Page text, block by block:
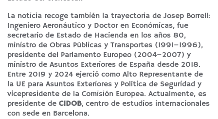
La noticia recoge también la trayectoria de Josep Borrell:
Ingeniero Aeronáutico y Doctor en Económicas, fue
secretario de Estado de Hacienda en los años 80,
ministro de Obras Públicas y Transportes (1991–1996),
presidente del Parlamento Europeo (2004–2007) y
ministro de Asuntos Exteriores de España desde 2018.
Entre 2019 y 2024 ejerció como Alto Representante de
la UE para Asuntos Exteriores y Política de Seguridad y
vicepresidente de la Comisión Europea. Actualmente, es
presidente de CIDOB, centro de estudios internacionales
con sede en Barcelona.